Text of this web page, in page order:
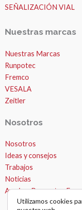
SEÑALIZACIÓN VIAL
Nuestras marcas
Nuestras Marcas
Runpotec
Fremco
VESALA
Zeitler
Nosotros
Nosotros
Ideas y consejos
Trabajos
Noticias
Ayuda – Preguntas
Utilizamos cookies